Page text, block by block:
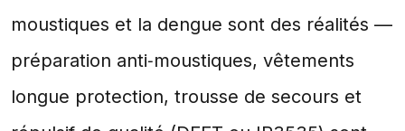
moustiques et la dengue sont des réalités —
préparation anti‑moustiques, vêtements
longue protection, trousse de secours et